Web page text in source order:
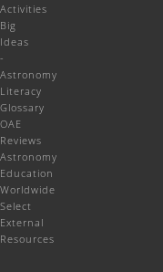
Activities
Big
Ideas
-
Astronomy
Literacy
Glossary
OAE
Reviews
Astronomy
Education
Worldwide
Select
External
Resources